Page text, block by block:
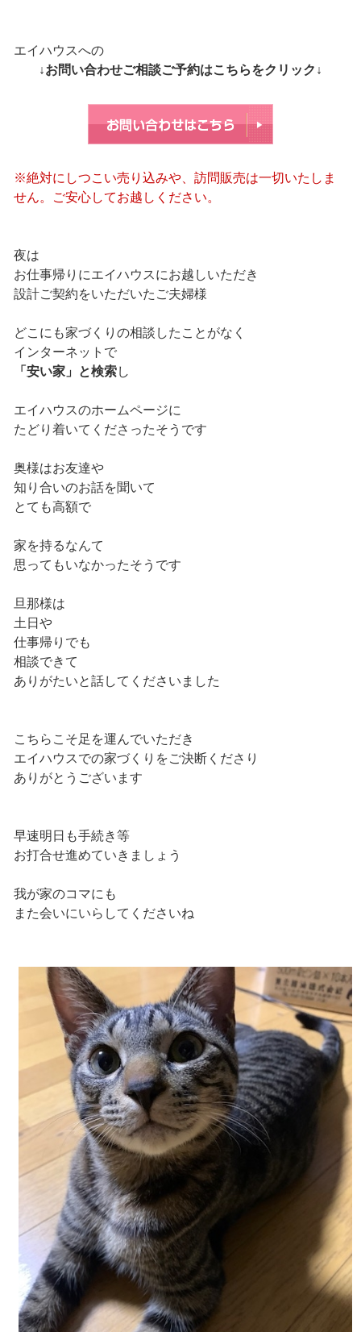
エイハウスへの
↓お問い合わせご相談ご予約はこちらをクリック↓
※絶対にしつこい売り込みや、訪問販売は一切いたしま
せん。ご安心してお越しください。
夜は
お仕事帰りにエイハウスにお越しいただき
設計ご契約をいただいたご夫婦様
どこにも家づくりの相談したことがなく
インターネットで
「安い家」と検索し
エイハウスのホームページに
たどり着いてくださったそうです
奥様はお友達や
知り合いのお話を聞いて
とても高額で
家を持るなんて
思ってもいなかったそうです
旦那様は
土日や
仕事帰りでも
相談できて
ありがたいと話してくださいました
こちらこそ足を運んでいただき
エイハウスでの家づくりをご決断くださり
ありがとうございます
早速明日も手続き等
お打合せ進めていきましょう
我が家のコマにも
また会いにいらしてくださいね